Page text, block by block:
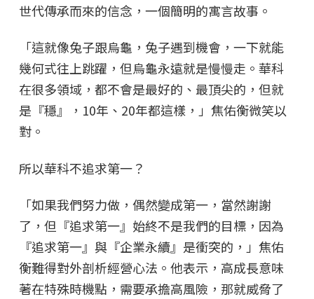
世代傳承而來的信念，一個簡明的寓言故事。
「這就像兔子跟烏龜，兔子遇到機會，一下就能
幾何式往上跳躍，但烏龜永遠就是慢慢走。華科
在很多領域，都不會是最好的、最頂尖的，但就
是『穩』，10年、20年都這樣，」焦佑衡微笑以
對。
所以華科不追求第一？
「如果我們努力做，偶然變成第一，當然謝謝
了，但『追求第一』始終不是我們的目標，因為
『追求第一』與『企業永續』是衝突的，」焦佑
衡難得對外剖析經營心法。他表示，高成長意味
著在特殊時機點，需要承擔高風險，那就威脅了